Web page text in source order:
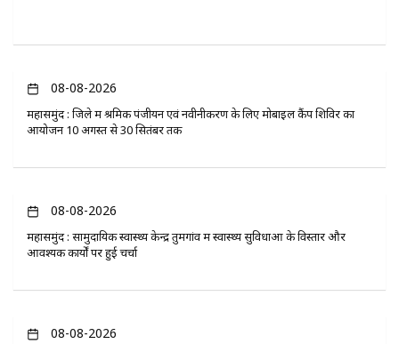
08-08-2026
महासमुंद : जिले में श्रमिक पंजीयन एवं नवीनीकरण के लिए मोबाइल कैंप शिविर का
आयोजन 10 अगस्त से 30 सितंबर तक
08-08-2026
महासमुंद : सामुदायिक स्वास्थ्य केन्द्र तुमगांव में स्वास्थ्य सुविधाओं के विस्तार और
आवश्यक कार्यों पर हुई चर्चा
08-08-2026